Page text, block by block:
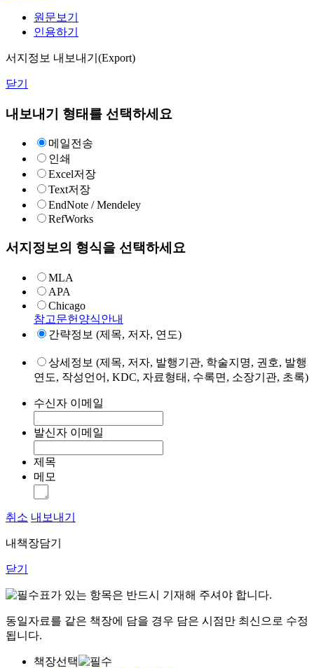
원문보기
인용하기
서지정보 내보내기(Export)
닫기
내보내기 형태를 선택하세요
메일전송
인쇄
Excel저장
Text저장
EndNote / Mendeley
RefWorks
서지정보의 형식을 선택하세요
MLA
APA
Chicago
참고문헌양식안내
간략정보 (제목, 저자, 연도)
상세정보 (제목, 저자, 발행기관, 학술지명, 권호, 발행
연도, 작성언어, KDC, 자료형태, 수록면, 소장기관, 초록)
수신자 이메일
발신자 이메일
제목
메모
취소 내보내기
내책장담기
닫기
표가 있는 항목은 반드시 기재해 주셔야 합니다.
동일자료를 같은 책장에 담을 경우 담은 시점만 최신으로 수정
됩니다.
책장선택